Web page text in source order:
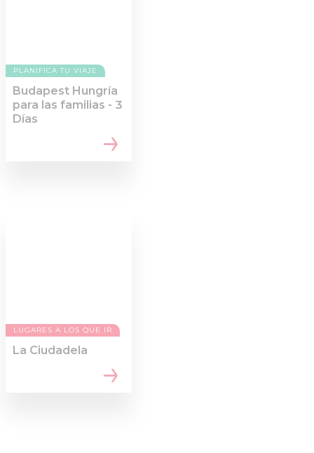
PLANIFICA TU VIAJE
Budapest Hungría
para las familias - 3
Días
LUGARES A LOS QUE IR
La Ciudadela